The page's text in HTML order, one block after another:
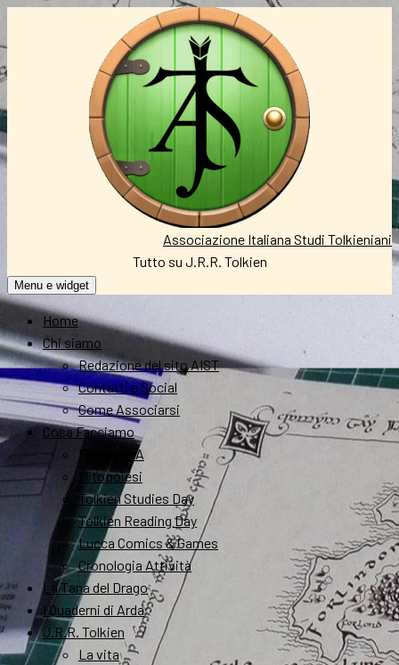
Associazione Italiana Studi Tolkieniani
Tutto su J.R.R. Tolkien
Menu e widget
Home
Chi siamo
Redazione del sito AIST
Contatti e Social
Come Associarsi
Cosa Facciamo
FantastikA
Mitopoiesi
Tolkien Studies Day
Tolkien Reading Day
Lucca Comics & Games
Cronologia Attività
La Tana del Drago
I Quaderni di Arda
J.R.R. Tolkien
La vita